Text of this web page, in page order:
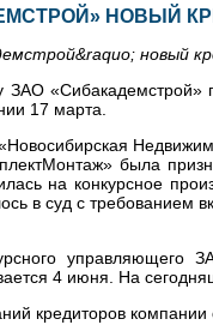
НОВЫЙ
новый
ЗАО «Сибакадемстрой»
17 марта.
была
на конкурсное
в суд с требованием
управляющего
4 июня. На
кредиторов компании